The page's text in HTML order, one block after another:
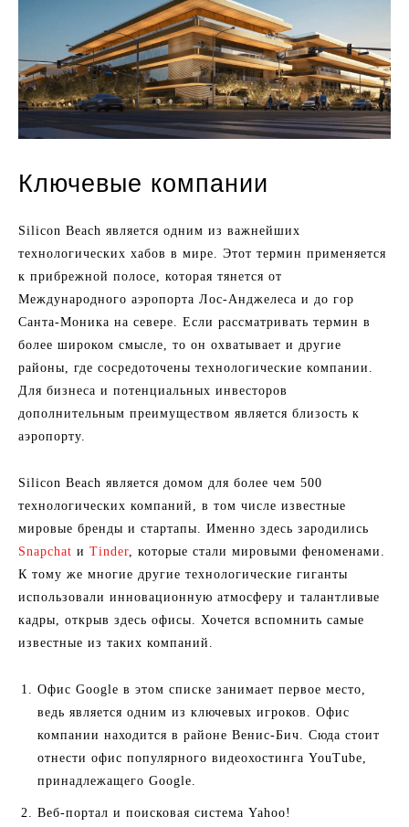
Ключевые компании
Silicon Beach является одним из важнейших
технологических хабов в мире. Этот термин применяется
к прибрежной полосе, которая тянется от
Международного аэропорта Лос-Анджелеса и до гор
Санта-Моника на севере. Если рассматривать термин в
более широком смысле, то он охватывает и другие
районы, где сосредоточены технологические компании.
Для бизнеса и потенциальных инвесторов
дополнительным преимуществом является близость к
аэропорту.
Silicon Beach является домом для более чем 500
технологических компаний, в том числе известные
мировые бренды и стартапы. Именно здесь зародились
Snapchat и Tinder, которые стали мировыми феноменами.
К тому же многие другие технологические гиганты
использовали инновационную атмосферу и талантливые
кадры, открыв здесь офисы. Хочется вспомнить самые
известные из таких компаний.
Офис Google в этом списке занимает первое место,
ведь является одним из ключевых игроков. Офис
компании находится в районе Венис-Бич. Сюда стоит
отнести офис популярного видеохостинга YouTube,
принадлежащего Google.
Веб-портал и поисковая система Yahoo!